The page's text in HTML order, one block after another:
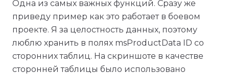
Одна из самых важных функций. Сразу же
приведу пример как это работает в боевом
проекте. Я за целостность данных, поэтому
люблю хранить в полях msProductData ID со
сторонних таблиц. На скриншоте в качестве
сторонней таблицы было использовано